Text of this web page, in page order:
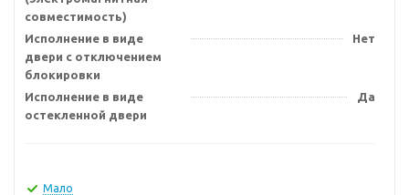
совместимость)
Исполнение в виде
двери с отключением
блокировки
Нет
Исполнение в виде
остекленной двери
Да
Мало